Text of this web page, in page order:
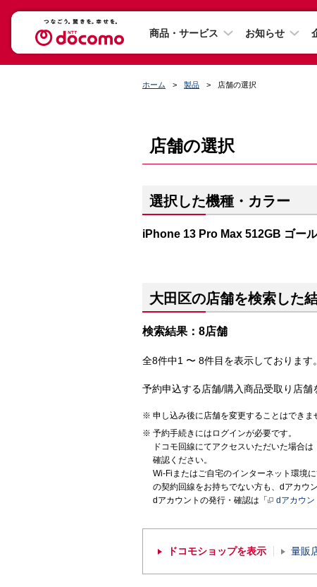
商品・サービス お知らせ
ホーム 製品 店舗の選択
店舗の選択
選択した機種・カラー
iPhone 13 Pro Max 512GB ゴー
大田区の店舗を検索した
検索結果：8店舗
全8件中1 〜 8件目を表示しております
予約申込する店舗/購入商品受取り店舗
申し込み後に店舗を変更することはできま
予約手続きにはログインが必要です。
ドコモ回線にてアクセスいただいた場合
確認ください。
Wi-Fiまたはご自宅のインターネット環境
の契約回線をお持ちでない方も、dアカウ
dアカウントの発行・確認は「
dアカウン
ドコモショップを表示 量販